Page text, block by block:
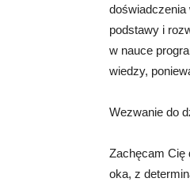
doświadczenia
podstawy i
w nauce
wiedzy,
Wezwanie do
Zachęcam Cię
oka, z